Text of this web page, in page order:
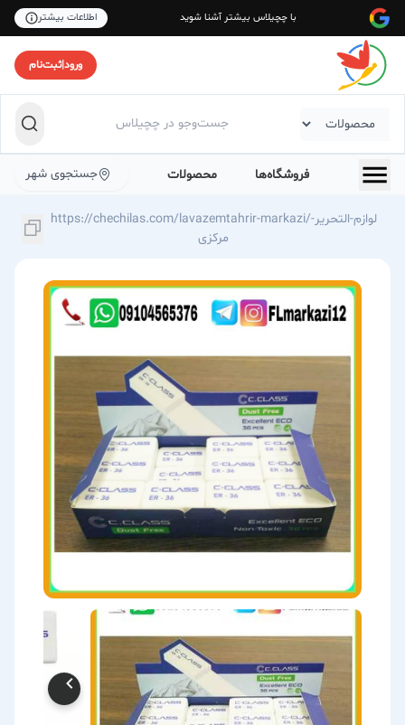
با چچیلاس بیشتر آشنا شوید اطلاعات بیشتر
ورود|ثبت‌نام
فروشگاه‌ها محصولات جستجوی شهر
https://chechilas.com/lavazemtahrir-markazi/لوازم-التحریر-
مرکزی